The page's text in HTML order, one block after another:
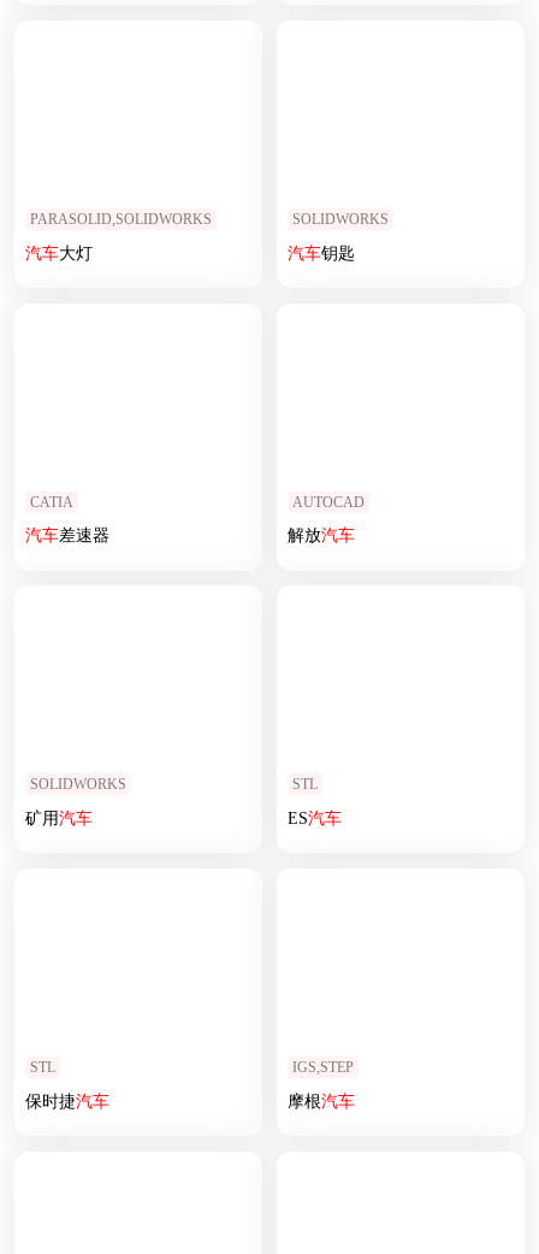
PARASOLID,SOLIDWORKS
汽车大灯
SOLIDWORKS
汽车钥匙
CATIA
汽车差速器
AUTOCAD
解放汽车
SOLIDWORKS
矿用汽车
STL
ES汽车
STL
保时捷汽车
IGS,STEP
摩根汽车